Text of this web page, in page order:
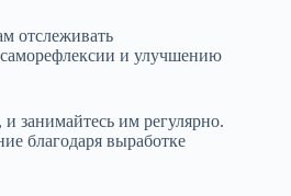
отслеживать
саморефлексии и улучшению
занимайтесь им регулярно.
благодаря выработке